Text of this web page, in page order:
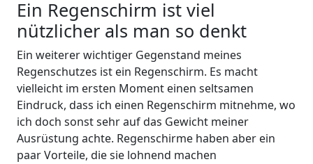
Ein Regenschirm ist viel
nützlicher als man so denkt
Ein weiterer wichtiger Gegenstand meines
Regenschutzes ist ein Regenschirm. Es macht
vielleicht im ersten Moment einen seltsamen
Eindruck, dass ich einen Regenschirm mitnehme, wo
ich doch sonst sehr auf das Gewicht meiner
Ausrüstung achte. Regenschirme haben aber ein
paar Vorteile, die sie lohnend machen